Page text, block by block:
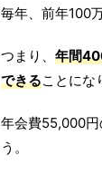
毎年、前年100
つまり、 年間
できることにな
年会費55,000円
う。